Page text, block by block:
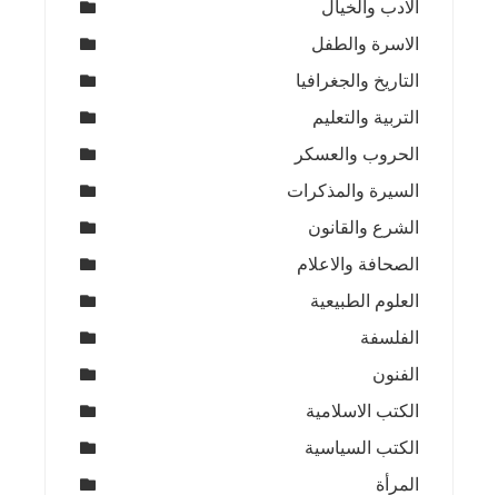
الادب والخيال
الاسرة والطفل
التاريخ والجغرافيا
التربية والتعليم
الحروب والعسكر
السيرة والمذكرات
الشرع والقانون
الصحافة والاعلام
العلوم الطبيعية
الفلسفة
الفنون
الكتب الاسلامية
الكتب السياسية
المرأة